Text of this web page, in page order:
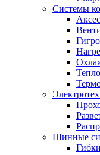
Системы
Шинные